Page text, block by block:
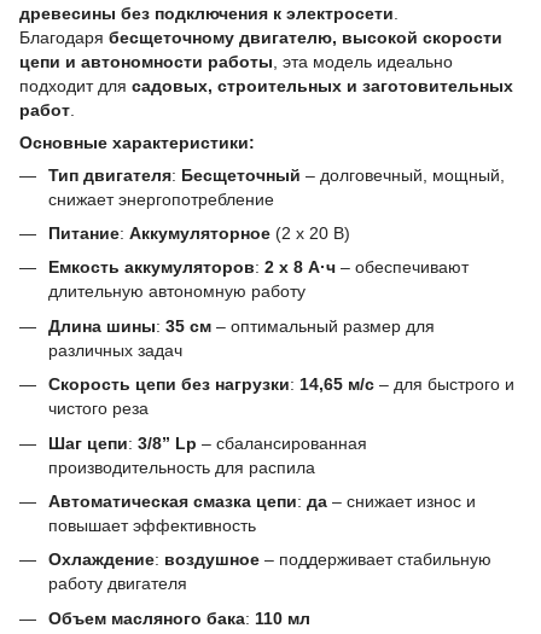
древесины без подключения к электросети
Благодаря бесщеточному двигателю, высокой скорости
цепи и автономности работы , эта модель идеально
подходит для садовых, строительных и заготовительных
работ
Основные характеристики:
Тип двигателя: Бесщеточный – долговечный, мощный,
снижает энергопотребление
Питание: Аккумуляторное (2 x 20 В)
Емкость аккумуляторов: 2 x 8 А·ч – обеспечивают
длительную автономную работу
Длина шины: 35 см – оптимальный размер для
различных задач
Скорость цепи без нагрузки: 14,65 м/с – для быстрого и
чистого реза
Шаг цепи: 3/8” Lp – сбалансированная
производительность для распила
Автоматическая смазка цепи: да – снижает износ и
повышает эффективность
Охлаждение: воздушное – поддерживает стабильную
работу двигателя
Объем масляного бака: 110 мл